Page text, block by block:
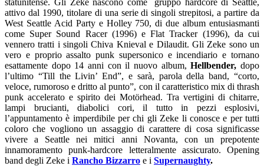
attivo dal 1990, titolare di una serie di singoli strepitosi, a partire da
West Seattle Acid Party e Holley 750, di due album entusiasmanti
come Super Sound Racer (1996) e Flat Tracker (1996), da cui
vennero tratti i singoli Chiva Knieval e Dilaudit. Gli Zeke sono un
vero e proprio assalto punk supersonico e incendiario e tornano
esattamente dopo 14 anni con il nuovo album,Hellbender, dopo
l’ultimo “Till the Livin’ End”, e sarà, parola della band, “corto,
veloce, rumoroso e dritto al punto”, con il caratteristico mix di thrash
punk accelerato e spirito dei Motörhead. Tra vertigini di chitarre,
lampi brucianti, diabolici cori, il tutto in pezzi esplosivi,
l’appuntamento è imperdibile per chi gli Zeke li conosce e per tutti
coloro che vogliono un assaggio di carattere di cosa significasse
vivere a Seattle nei mitici anni Novanta, con un prepotente
innamoramento punk-hardcore letteralmente assicurato. Opening
band degli Zeke i Rancho Bizzarro e i Supernaughty.